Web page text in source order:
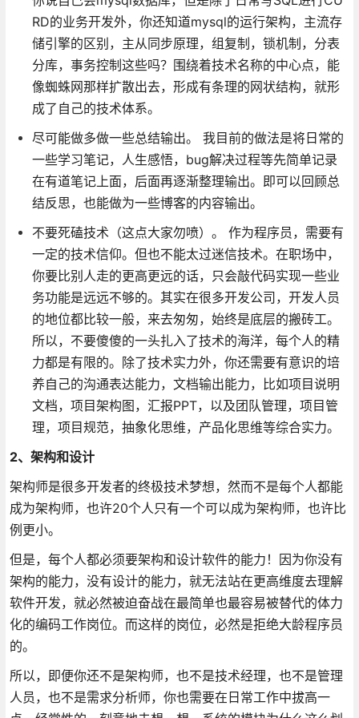
RD的业务开发外，你还知道mysql的运行架构，主流存
储引擎的区别，主从同步原理，组复制，锁机制，分表
分库，事务控制这些吗？围绕着技术名称的中心点，能
像蜘蛛网那样扩散出去，形成有条理的网状结构，就形
成了自己的技术体系。
尽可能做多做一些总结输出。 我目前的做法是将日常的
一些学习笔记，人生感悟，bug解决过程等先简单记录
在有道笔记上面，后面再逐渐整理输出。即可以回顾总
结反思，也能做为一些博客的内容输出。
不要死磕技术（这点大家勿喷）。 作为程序员，需要有
一定的技术信仰。但也不能太过迷信技术。在职场中，
你要比别人走的更高更远的话，只会敲代码实现一些业
务功能是远远不够的。其实在很多开发公司，开发人员
的地位都比较一般，来去匆匆，始终是底层的搬砖工。
所以，不要傻傻的一头扎入了技术的海洋，每个人的精
力都是有限的。除了技术实力外，你还需要有意识的培
养自己的沟通表达能力，文档输出能力，比如项目说明
文档，项目架构图，汇报PPT，以及团队管理，项目管
理，项目规范，抽象化思维，产品化思维等综合实力。
2、架构和设计
架构师是很多开发者的终极技术梦想，然而不是每个人都能
成为架构师，也许20个人只有一个可以成为架构师，也许比
例更小。
但是，每个人都必须要架构和设计软件的能力！因为你没有
架构的能力，没有设计的能力，就无法站在更高维度去理解
软件开发，就必然被迫奋战在最简单也最容易被替代的体力
化的编码工作岗位。而这样的岗位，必然是拒绝大龄程序员
的。
所以，即便你还不是架构师，也不是技术经理，也不是管理
人员，也不是需求分析师，你也需要在日常工作中拔高一